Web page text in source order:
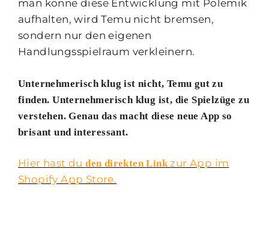
man könne diese Entwicklung mit Polemik
aufhalten, wird Temu nicht bremsen,
sondern nur den eigenen
Handlungsspielraum verkleinern.
Unternehmerisch klug ist nicht, Temu gut zu
finden. Unternehmerisch klug ist, die Spielzüge zu
verstehen. Genau das macht diese neue App so
brisant und interessant.
Hier hast duden direkten Linkzur App im
Shopify App Store.